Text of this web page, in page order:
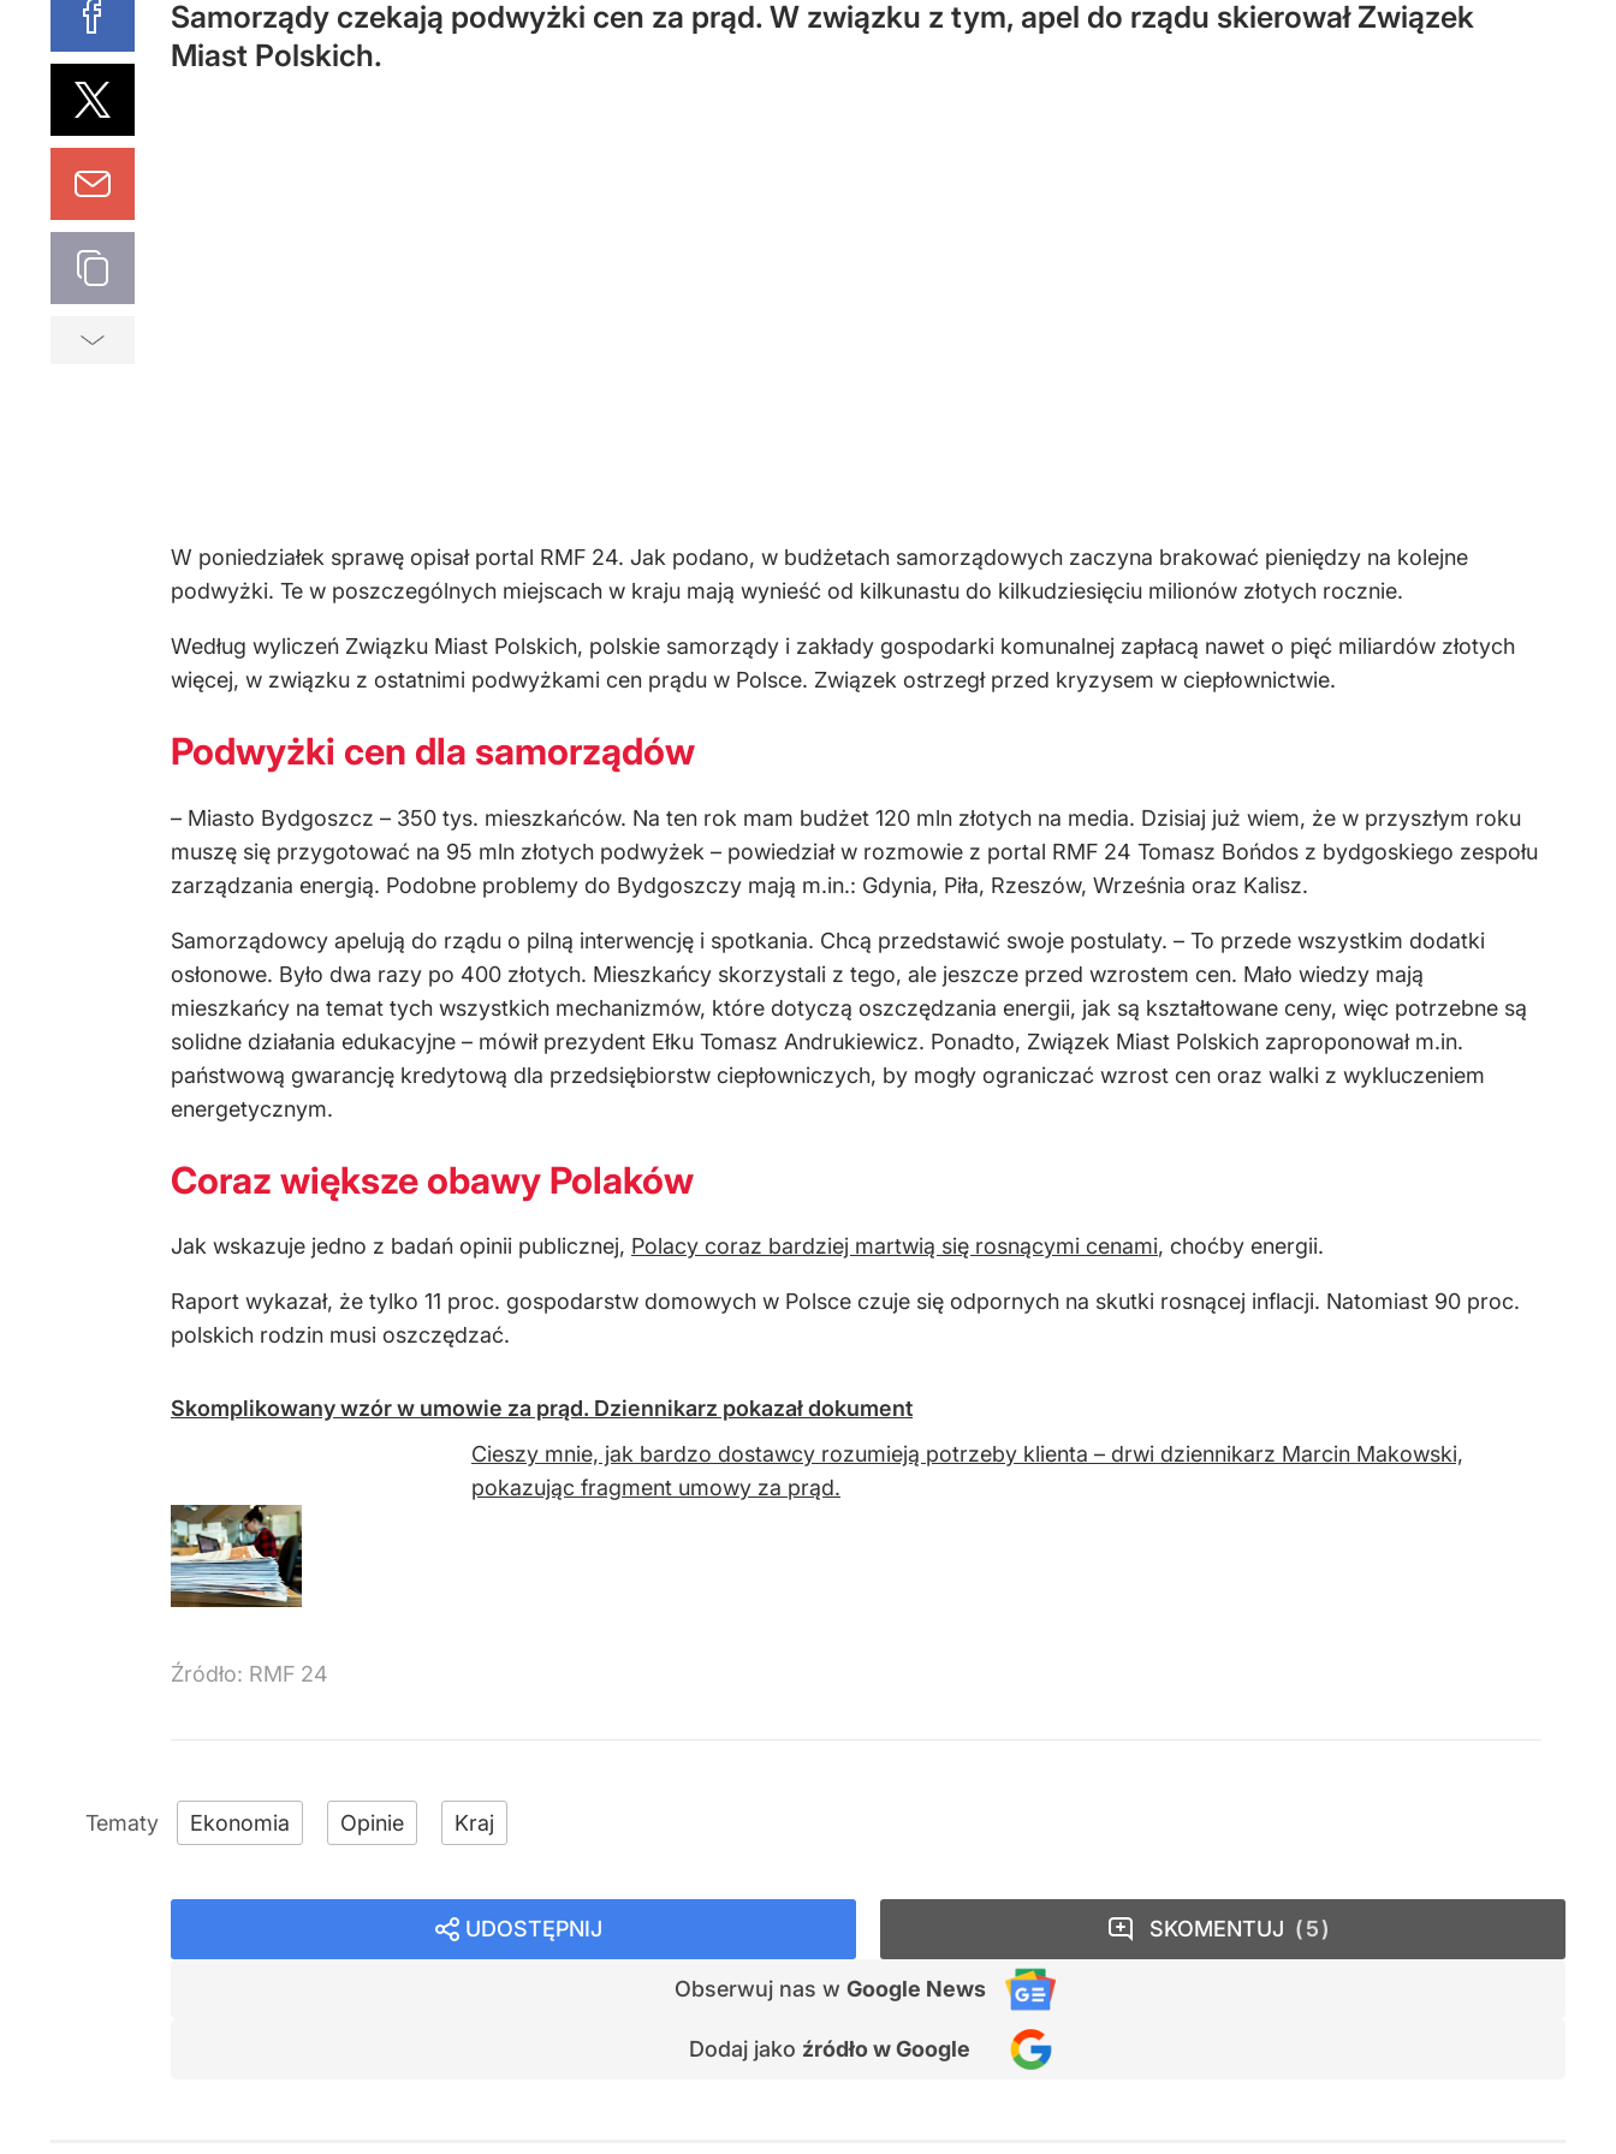
Samorządy czekają podwyżki cen za prąd. W związku z tym, apel do rządu skierował Związek
Miast Polskich.
W poniedziałek sprawę opisał portal RMF 24. Jak podano, w budżetach samorządowych zaczyna brakować pieniędzy na kolejne
podwyżki. Te w poszczególnych miejscach w kraju mają wynieść od kilkunastu do kilkudziesięciu milionów złotych rocznie.
Według wyliczeń Związku Miast Polskich, polskie samorządy i zakłady gospodarki komunalnej zapłacą nawet o pięć miliardów złotych
więcej, w związku z ostatnimi podwyżkami cen prądu w Polsce. Związek ostrzegł przed kryzysem w ciepłownictwie.
Podwyżki cen dla samorządów
– Miasto Bydgoszcz – 350 tys. mieszkańców. Na ten rok mam budżet 120 mln złotych na media. Dzisiaj już wiem, że w przyszłym roku
muszę się przygotować na 95 mln złotych podwyżek – powiedział w rozmowie z portal RMF 24 Tomasz Bońdos z bydgoskiego zespołu
zarządzania energią. Podobne problemy do Bydgoszczy mają m.in.: Gdynia, Piła, Rzeszów, Września oraz Kalisz.
Samorządowcy apelują do rządu o pilną interwencję i spotkania. Chcą przedstawić swoje postulaty. – To przede wszystkim dodatki
osłonowe. Było dwa razy po 400 złotych. Mieszkańcy skorzystali z tego, ale jeszcze przed wzrostem cen. Mało wiedzy mają
mieszkańcy na temat tych wszystkich mechanizmów, które dotyczą oszczędzania energii, jak są kształtowane ceny, więc potrzebne są
solidne działania edukacyjne – mówił prezydent Ełku Tomasz Andrukiewicz. Ponadto, Związek Miast Polskich zaproponował m.in.
państwową gwarancję kredytową dla przedsiębiorstw ciepłowniczych, by mogły ograniczać wzrost cen oraz walki z wykluczeniem
energetycznym.
Coraz większe obawy Polaków
Jak wskazuje jedno z badań opinii publicznej, Polacy coraz bardziej martwią się rosnącymi cenami, choćby energii.
Raport wykazał, że tylko 11 proc. gospodarstw domowych w Polsce czuje się odpornych na skutki rosnącej inflacji. Natomiast 90 proc.
polskich rodzin musi oszczędzać.
Skomplikowany wzór w umowie za prąd. Dziennikarz pokazał dokument
Cieszy mnie, jak bardzo dostawcy rozumieją potrzeby klienta – drwi dziennikarz Marcin Makowski,
pokazując fragment umowy za prąd.
Źródło: RMF 24
Ekonomia Opinie Kraj
UDOSTĘPNIJ
Obserwuj nas w Google News
Dodaj jako źródło w Google
SKOMENTUJ 5